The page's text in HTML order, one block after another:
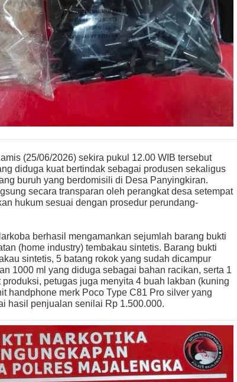
(25/06/2026) sekira pukul 12.00 WIB tersebut
diduga kuat bertindak sebagai produsen sekaligus
buruh yang berdomisili di Desa Panyingkiran.
secara transparan oleh perangkat desa setempat
hukum sesuai dengan prosedur perundang-
berhasil mengamankan sejumlah barang bukti
(home industry) tembakau sintetis. Barang bukti
sintetis, 5 batang rokok yang sudah dicampur
1000 ml yang diduga sebagai bahan racikan, serta 1
petugas juga menyita 4 buah lakban (kuning
handphone merk Poco Type C81 Pro silver yang
hasil penjualan senilai Rp 1.500.000.